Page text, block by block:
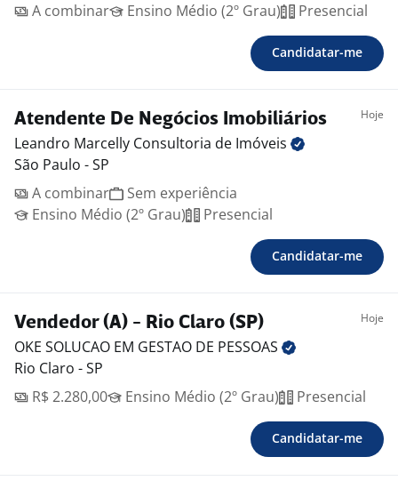
A combinar
Ensino Médio (2º Grau) Presencial
Candidatar-me
Atendente De Negócios Imobiliários Hoje
Leandro Marcelly Consultoria de Imóveis
São Paulo - SP
A combinar
Sem experiência
Ensino Médio (2º Grau)
Presencial
Candidatar-me
Vendedor (A) - Rio Claro (SP) Hoje
OKE SOLUCAO EM GESTAO DE PESSOAS
Rio Claro - SP
R$ 2.280,00
Ensino Médio (2º Grau) Presencial
Candidatar-me